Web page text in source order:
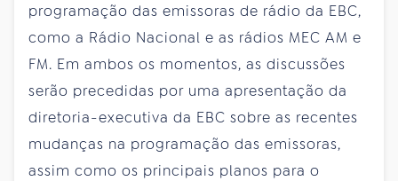
programação das emissoras de rádio da EBC,
como a Rádio Nacional e as rádios MEC AM e
FM. Em ambos os momentos, as discussões
serão precedidas por uma apresentação da
diretoria-executiva da EBC sobre as recentes
mudanças na programação das emissoras,
assim como os principais planos para o